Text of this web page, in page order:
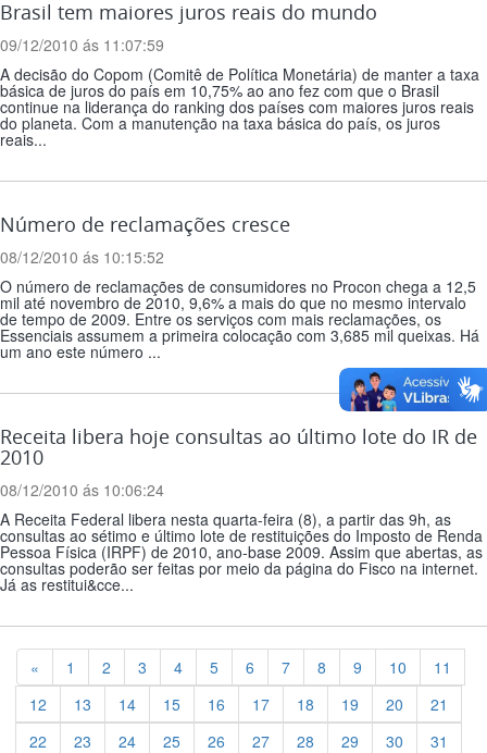
Brasil tem maiores juros reais do mundo
09/12/2010 ás 11:07:59
A decisão do Copom (Comitê de Política Monetária) de manter a taxa
básica de juros do país em 10,75% ao ano fez com que o Brasil
continue na liderança do ranking dos países com maiores juros reais
do planeta. Com a manutenção na taxa básica do país, os juros
reais...
Número de reclamações cresce
08/12/2010 ás 10:15:52
O número de reclamações de consumidores no Procon chega a 12,5
mil até novembro de 2010, 9,6% a mais do que no mesmo intervalo
de tempo de 2009. Entre os serviços com mais reclamações, os
Essenciais assumem a primeira colocação com 3,685 mil queixas. Há
um ano este número ...
Receita libera hoje consultas ao último lote do IR de
2010
08/12/2010 ás 10:06:24
A Receita Federal libera nesta quarta-feira (8), a partir das 9h, as
consultas ao sétimo e último lote de restituições do Imposto de Renda
Pessoa Física (IRPF) de 2010, ano-base 2009. Assim que abertas, as
consultas poderão ser feitas por meio da página do Fisco na internet.
Já as restitui&cce...
« Previous
1 2 3 4 5 6 7 8 9 10
11
12
13 14 15 16 17 18 19 20
21
22
23 24 25 26 27 28 29 30
31